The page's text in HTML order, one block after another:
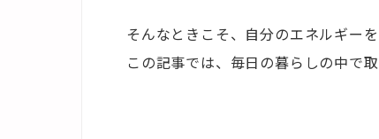
そんなときこそ、自分のエネルギー
この記事では、毎日の暮らしの中で